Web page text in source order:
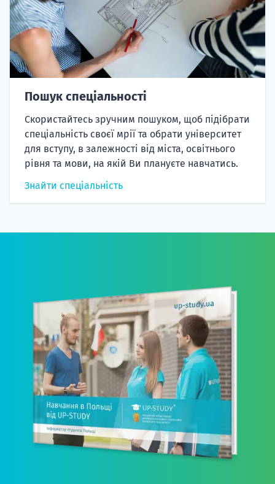
Пошук спеціальності
Скористайтесь зручним пошуком, щоб підібрати
спеціальність своєї мрії та обрати університет
для вступу, в залежності від міста, освітнього
рівня та мови, на якій Ви плануєте навчатись.
Знайти спеціальність